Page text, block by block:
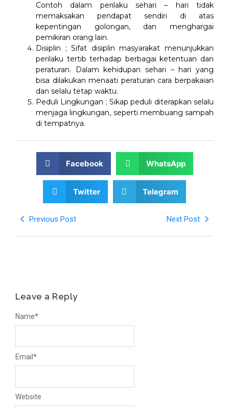
Contoh dalam perilaku sehari – hari tidak
memaksakan pendapat sendiri di atas
kepentingan golongan, dan menghargai
pemikiran orang lain.
Disiplin ; Sifat disiplin masyarakat menunjukkan
perilaku tertib terhadap berbagai ketentuan dan
peraturan. Dalam kehidupan sehari – hari yang
bisa dilakukan menaati peraturan cara berpakaian
dan selalu tetap waktu.
Peduli Lingkungan ; Sikap peduli diterapkan selalu
menjaga lingkungan, seperti membuang sampah
di tempatnya.
Facebook WhatsApp
Twitter Telegram
Previous Post Next Post
Leave a Reply
Name*
Email *
Website